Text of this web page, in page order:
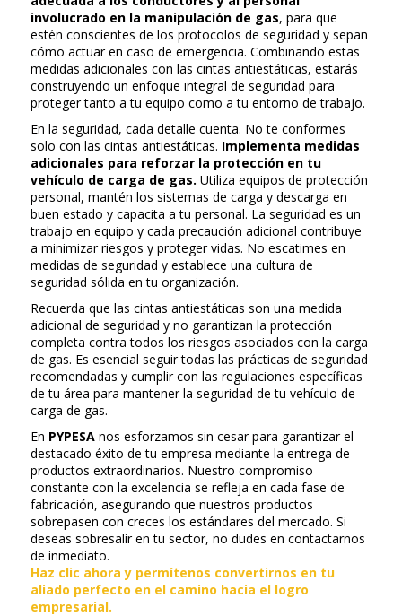
involucrado en la manipulación de gas, para que
estén conscientes de los protocolos de seguridad y sepan
cómo actuar en caso de emergencia. Combinando estas
medidas adicionales con las cintas antiestáticas, estarás
construyendo un enfoque integral de seguridad para
proteger tanto a tu equipo como a tu entorno de trabajo.
En la seguridad, cada detalle cuenta. No te conformes
solo con las cintas antiestáticas. Implementa medidas
adicionales para reforzar la protección en tu
vehículo de carga de gas. Utiliza equipos de protección
personal, mantén los sistemas de carga y descarga en
buen estado y capacita a tu personal. La seguridad es un
trabajo en equipo y cada precaución adicional contribuye
a minimizar riesgos y proteger vidas. No escatimes en
medidas de seguridad y establece una cultura de
seguridad sólida en tu organización.
Recuerda que las cintas antiestáticas son una medida
adicional de seguridad y no garantizan la protección
completa contra todos los riesgos asociados con la carga
de gas. Es esencial seguir todas las prácticas de seguridad
recomendadas y cumplir con las regulaciones específicas
de tu área para mantener la seguridad de tu vehículo de
carga de gas.
En PYPESA nos esforzamos sin cesar para garantizar el
destacado éxito de tu empresa mediante la entrega de
productos extraordinarios. Nuestro compromiso
constante con la excelencia se refleja en cada fase de
fabricación, asegurando que nuestros productos
sobrepasen con creces los estándares del mercado. Si
deseas sobresalir en tu sector, no dudes en contactarnos
de inmediato.
Haz clic ahora y permítenos convertirnos en tu
aliado perfecto en el camino hacia el logro
empresarial.